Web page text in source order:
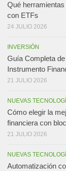
Qué
con ETFs
24 JULIO 2026
INVERSIÓN
Guía Completa
Instrumento
21 JULIO 2026
NUEVAS
Cómo elegir la
financiera con
21 JULIO 2026
NUEVAS
Automatización